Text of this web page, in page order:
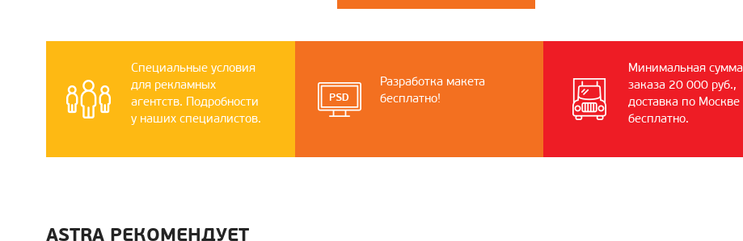
Специальные условия
для рекламных
агентств. Подробности
у наших специалистов.
Разработка макета
бесплатно!
Минимальная сумма
заказа 20 000 руб.,
доставка по Москве
бесплатно.
ASTRA РЕКОМЕНДУЕТ